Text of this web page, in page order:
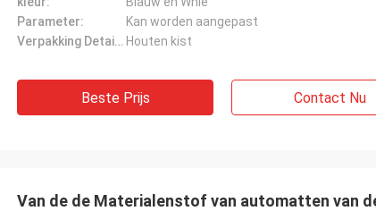
Parameter:
Kan worden aangepast
Verpakking Details: Houten kist
Beste Prijs Contact Nu
Van de de Materialenstof van automatten van